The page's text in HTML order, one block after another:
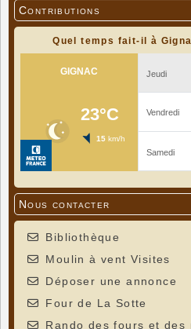
Contributions
Quel temps fait-il à
Nous contacter
Bibliothèque
Moulin à vent Visites
Déposer une annonce
Four de La Sotte
Rando des fours et des